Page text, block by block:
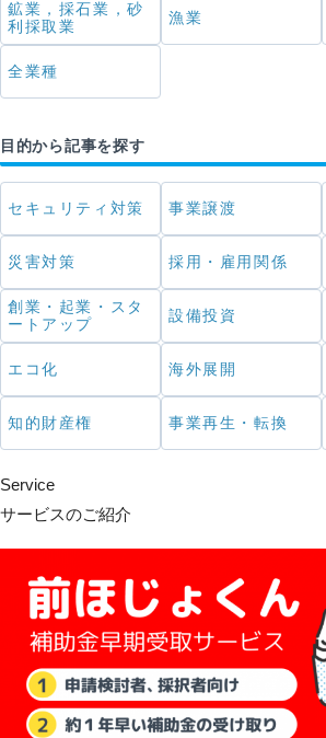
鉱業，採石業，砂
利採取業
漁業
全業種
目的から記事を探す
セキュリティ対策 事業譲渡
災害対策 採用・雇用関係
創業・起業・スタ
ートアップ
設備投資
エコ化 海外展開
知的財産権 事業再生・転換
Service
サービスのご紹介